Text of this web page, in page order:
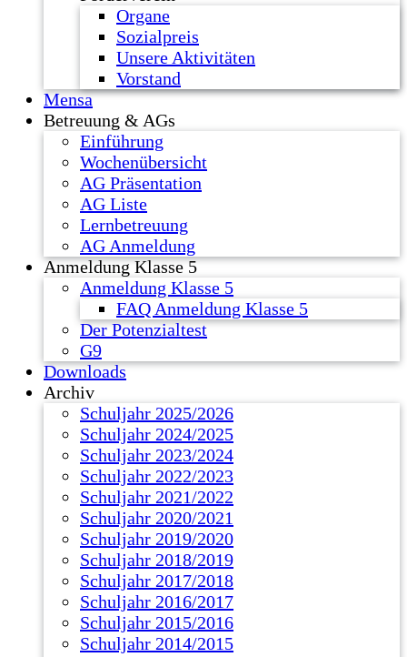
Organe
Sozialpreis
Unsere Aktivitäten
Vorstand
Mensa
Betreuung & AGs
Einführung
Wochenübersicht
AG Präsentation
AG Liste
Lernbetreuung
AG Anmeldung
Anmeldung Klasse 5
Anmeldung Klasse 5
FAQ Anmeldung Klasse 5
Der Potenzialtest
G9
Downloads
Archiv
Schuljahr 2025/2026
Schuljahr 2024/2025
Schuljahr 2023/2024
Schuljahr 2022/2023
Schuljahr 2021/2022
Schuljahr 2020/2021
Schuljahr 2019/2020
Schuljahr 2018/2019
Schuljahr 2017/2018
Schuljahr 2016/2017
Schuljahr 2015/2016
Schuljahr 2014/2015